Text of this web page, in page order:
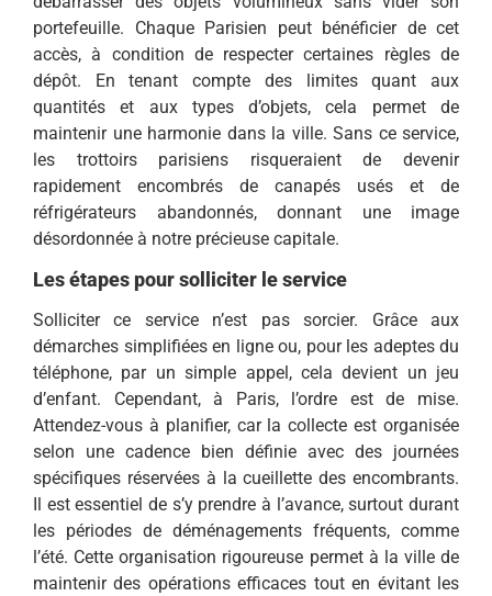
portefeuille. Chaque Parisien peut bénéficier de cet
accès, à condition de respecter certaines règles de
dépôt. En tenant compte des limites quant aux
quantités et aux types d’objets, cela permet de
maintenir une harmonie dans la ville. Sans ce service,
les trottoirs parisiens risqueraient de devenir
rapidement encombrés de canapés usés et de
réfrigérateurs abandonnés, donnant une image
désordonnée à notre précieuse capitale.
Les étapes pour solliciter le service
Solliciter ce service n’est pas sorcier. Grâce aux
démarches simplifiées en ligne ou, pour les adeptes du
téléphone, par un simple appel, cela devient un jeu
d’enfant. Cependant, à Paris, l’ordre est de mise.
Attendez-vous à planifier, car la collecte est organisée
selon une cadence bien définie avec des journées
spécifiques réservées à la cueillette des encombrants.
Il est essentiel de s’y prendre à l’avance, surtout durant
les périodes de déménagements fréquents, comme
l’été. Cette organisation rigoureuse permet à la ville de
maintenir des opérations efficaces tout en évitant les